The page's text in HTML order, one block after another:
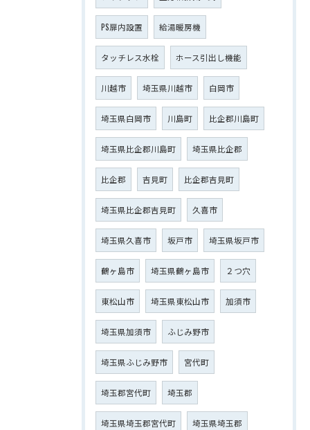
PS扉内設置 給湯暖房機
タッチレス水栓 ホース引出し機能
川越市 埼玉県川越市 白岡市
埼玉県白岡市 川島町 比企郡川島町
埼玉県比企郡川島町 埼玉県比企郡
比企郡 吉見町 比企郡吉見町
埼玉県比企郡吉見町 久喜市
埼玉県久喜市 坂戸市 埼玉県坂戸市
鶴ヶ島市 埼玉県鶴ヶ島市 ２つ穴
東松山市 埼玉県東松山市 加須市
埼玉県加須市 ふじみ野市
埼玉県ふじみ野市 宮代町
埼玉郡宮代町 埼玉郡
埼玉県埼玉郡宮代町 埼玉県埼玉郡